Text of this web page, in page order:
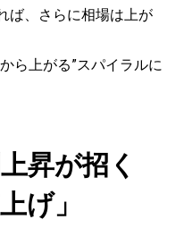
ば、さらに相場は上が
ら上がる”スパイラルに
昇が招く
げ」